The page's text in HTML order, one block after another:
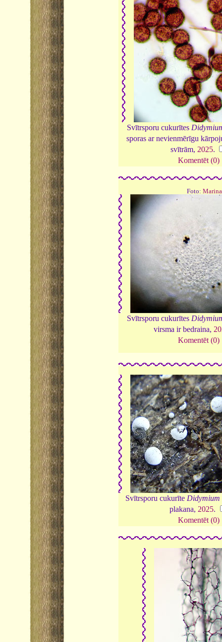
Svītrsporu cukurītes
sporas ar nevienmērīgu
svītrām, 2025.
Komentēt (0)
Foto:
Svītrsporu cukurītes
virsma ir bedraina,
Komentēt (0)
Svītrsporu cukurīte Didymium
plakana, 2025.
Komentēt (0)